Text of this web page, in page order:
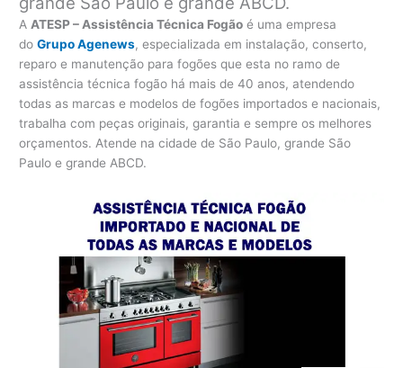
A ATESP – Assistência Técnica Fogão é uma empresa
doGrupo Agenews, especializada em instalação, conserto,
reparo e manutenção para fogões que esta no ramo de
assistência técnica fogão há mais de 40 anos, atendendo
todas as marcas e modelos de fogões importados e nacionais,
trabalha com peças originais, garantia e sempre os melhores
orçamentos. Atende na cidade de São Paulo, grande São
Paulo e grande ABCD.